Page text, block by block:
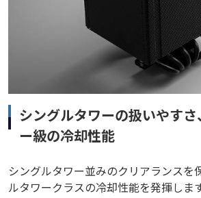
シングルタワーの扱いやす
ー級の冷却性能
シングルタワー並みのクリアランスを
ルタワークラスの冷却性能を発揮します